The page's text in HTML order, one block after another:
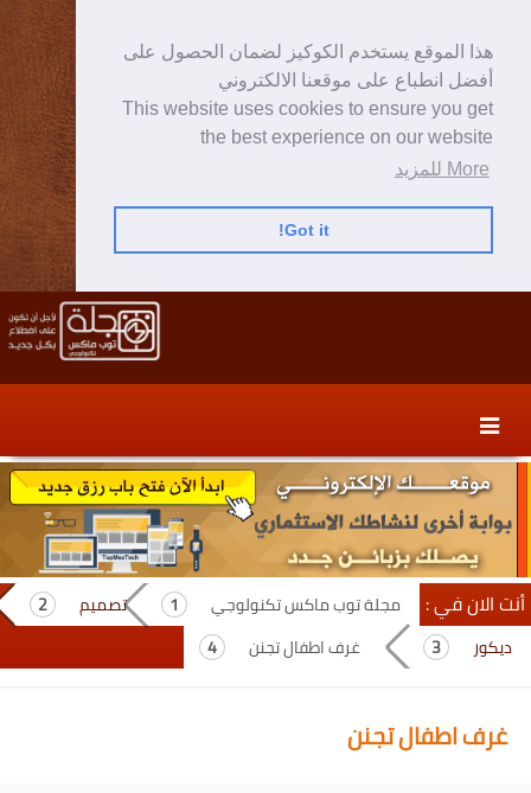
هذا الموقع يستخدم الكوكيز لضمان الحصول على
أفضل انطباع على موقعنا الالكتروني
This website uses cookies to ensure you get
the best experience on our website
More للمزيد
Got it!
content
secondary
content
أنت الان في : مجلة توب ماكس تكنولوجي
تصميم
ديكور
غرف اطفال تجنن
غرف اطفال تجنن